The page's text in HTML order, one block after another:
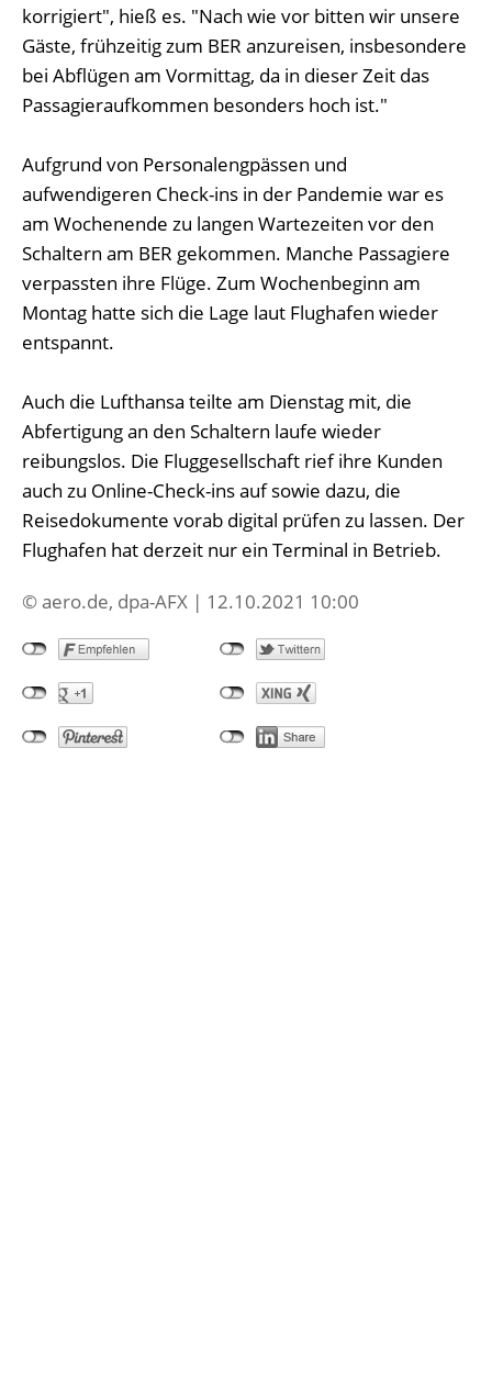
korrigiert", hieß es. "Nach wie vor bitten wir unsere
Gäste, frühzeitig zum BER anzureisen, insbesondere
bei Abflügen am Vormittag, da in dieser Zeit das
Passagieraufkommen besonders hoch ist."
Aufgrund von Personalengpässen und
aufwendigeren Check-ins in der Pandemie war es
am Wochenende zu langen Wartezeiten vor den
Schaltern am BER gekommen. Manche Passagiere
verpassten ihre Flüge. Zum Wochenbeginn am
Montag hatte sich die Lage laut Flughafen wieder
entspannt.
Auch die Lufthansa teilte am Dienstag mit, die
Abfertigung an den Schaltern laufe wieder
reibungslos. Die Fluggesellschaft rief ihre Kunden
auch zu Online-Check-ins auf sowie dazu, die
Reisedokumente vorab digital prüfen zu lassen. Der
Flughafen hat derzeit nur ein Terminal in Betrieb.
© aero.de, dpa-AFX | 12.10.2021 10:00